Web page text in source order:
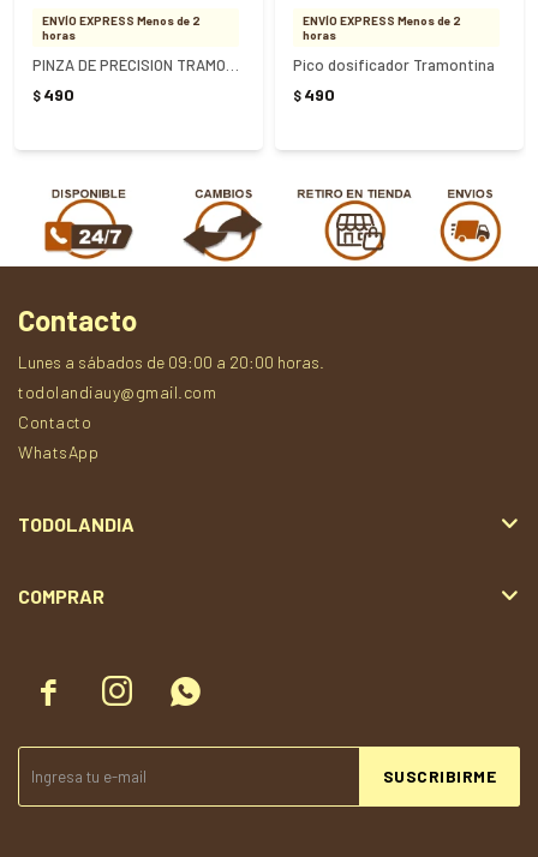
ENVÍO EXPRESS Menos de 2
horas
$ 490
ENVÍO EXPRESS Menos de 2
horas
Pico dosificador Tramontina
$ 490
  
SUSCRIBIRME
Contacto
Lunes a sábados de 09:00 a 20:00 horas.
todolandiauy@gmail.com
Contacto
WhatsApp
TODOLANDIA
COMPRAR